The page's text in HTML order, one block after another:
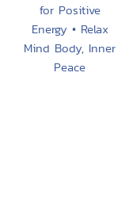
for Positive
Energy • Relax
Mind Body, Inner
Peace